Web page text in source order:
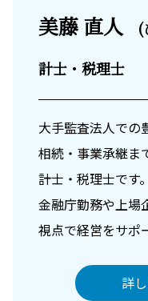
美藤 直人
(
計士・税理士
大手監査法人での
相続・事業承継ま
計士・税理士です。
金融庁勤務や上場
視点で経営をサポ
詳